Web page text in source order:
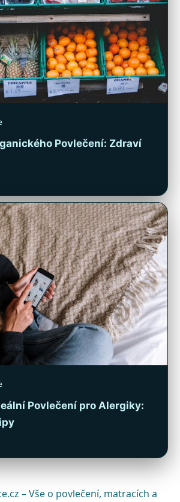
Povlečení: Zdraví
Povlečení pro Alergiky:
– Vše o povlečení, matracích a